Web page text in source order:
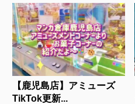
【鹿児島店】アミューズ
TikTok更新...